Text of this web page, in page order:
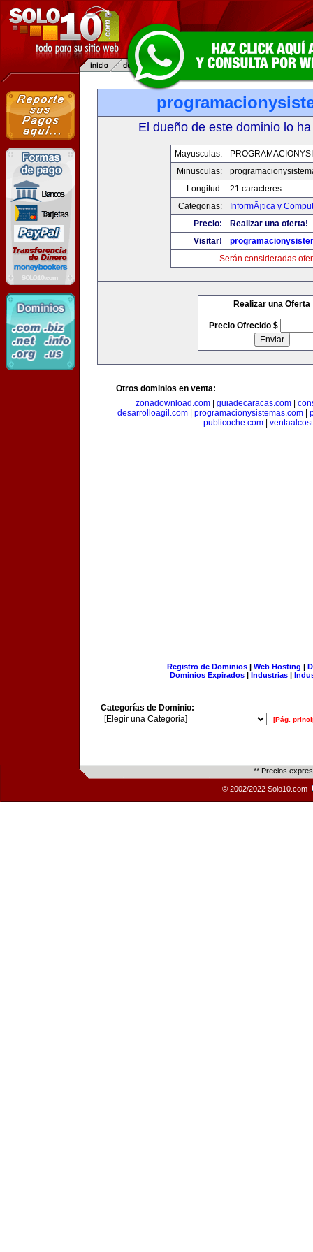
El dueño de este dominio lo
Mayusculas:
Minusculas:
Longitud:
21 caracteres
Categorias:
InformÃ¡tica y
Precio:
Realizar una oferta!
Visitar!
Serán consideradas
Realizar una Oferta
Precio Ofrecido $
Otros dominios en venta:
zonadownload.com
guiadecaracas.com
desarrolloagil.com
programacionysistemas.com
publicoche.com
Registro de Dominios| Web Hosting |
Dominios Expirados | Industrias |
Categorías de Dominio:
[Pág.
** Precios
© 2002/2022 Solo10.com